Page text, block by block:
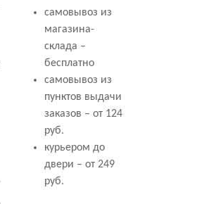
самовывоз из
магазина-
склада –
бесплатно
самовывоз из
пунктов выдачи
заказов – от 124
руб.
курьером до
двери – от 249
руб.